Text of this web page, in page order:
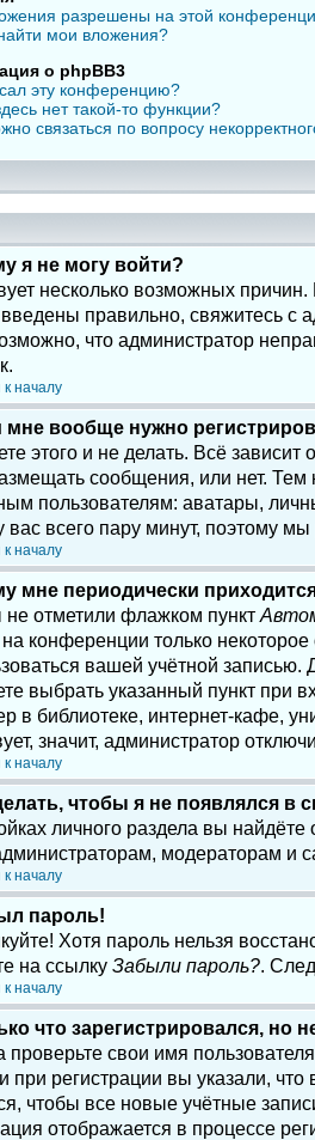
разрешены на этой
мои вложения?
о phpBB3
эту конференцию?
нет такой-то функции?
связаться по вопросу
я не могу войти?
несколько возможных
правильно, свяжитесь с
что администратор
к началу
мне вообще нужно
этого и не делать. Всё
сообщения, или нет.
пользователям: аватары,
вас всего пару минут, поэтому
к началу
мне периодически
не отметили флажком пункт
конференции только
вашей учётной
выбрать указанный пункт при
в библиотеке, интернет-кафе,
значит, администратор
к началу
чтобы я не появлялся в
личного раздела вы найдёте
модераторам и
к началу
пароль!
Хотя пароль нельзя
на ссылку Забыли пароль?.
к началу
что зарегистрировался, но
проверьте свои имя
при регистрации вы указали,
чтобы все новые учётные
отображается в процессе